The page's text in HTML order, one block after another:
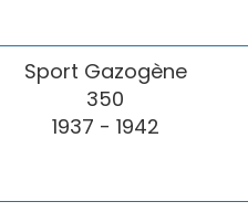
Sport Gazogène
350
1937 - 1942